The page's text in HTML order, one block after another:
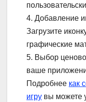
4. Добавление
Загрузите
графические
5. Выбор
ваше
Подробнее как
игру вы можете